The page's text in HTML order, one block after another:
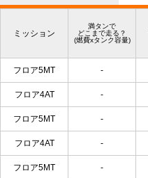
ミッション
満タンで
どこまで走る？
(燃費xタンク容量)
フロア5MT -
フロア4AT -
フロア5MT -
フロア4AT -
フロア5MT -